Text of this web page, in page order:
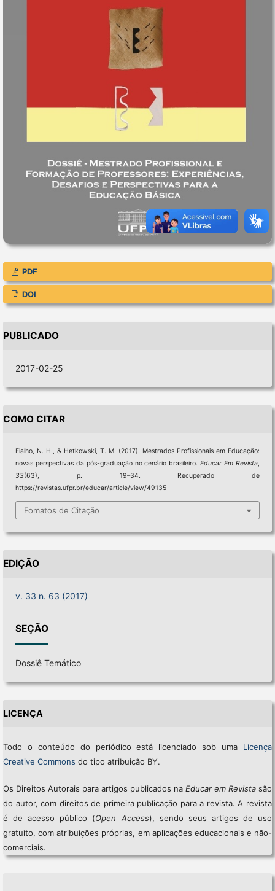
PDF
DOI
PUBLICADO
2017-02-25
COMO CITAR
Fialho, N. H., & Hetkowski, T. M. (2017). Mestrados Profissionais em Educação:
novas perspectivas da pós-graduação no cenário brasileiro.Educar Em Revista,
33(63), p. 19–34. Recuperado de
https://revistas.ufpr.br/educar/article/view/49135
Fomatos de Citação
EDIÇÃO
v. 33 n. 63 (2017)
SEÇÃO
Dossiê Temático
LICENÇA
Todo o conteúdo do periódico está licenciado sob uma Licença
Creative Commons do tipo atribuição BY.
Os Direitos Autorais para artigos publicados naEducar em Revista são
do autor, com direitos de primeira publicação para a revista. A revista
é de acesso público (Open Access), sendo seus artigos de uso
gratuito, com atribuições próprias, em aplicações educacionais e não-
comerciais.